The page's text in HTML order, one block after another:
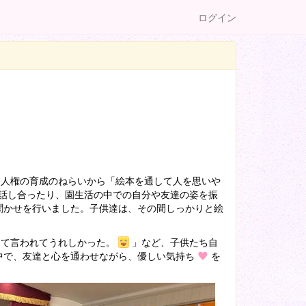
ログイン
権の育成のねらいから「絵本を通して人を思いや
し合ったり、園生活の中での自分や友達の姿を振
せを行いました。子供達は、その間しっかりと絵
言われてうれしかった。
」など、子供たち自
、友達と心を通わせながら、優しい気持ち
を